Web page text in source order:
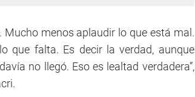
menos aplaudir lo que está mal.
que falta. Es decir la verdad, aunque
no llegó. Eso es lealtad verdadera”,